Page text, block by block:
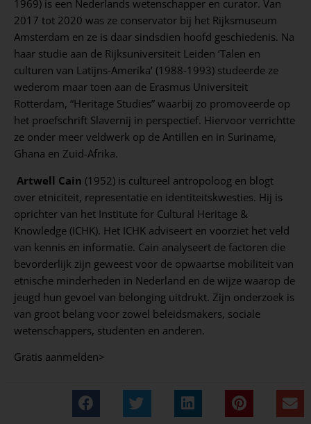
1969) is een Nederlands wetenschapper en curator. Van
2017 tot 2020 was ze conservator bij het Rijksmuseum
Amsterdam en ze is daar sindsdien hoofd geschiedenis. Na
haar studie aan de Rijksuniversiteit Leiden ‘Talen en
culturen van Latijns-Amerika’ (1988-1993) studeerde ze
wederom maar toen aan de Erasmus Universiteit
Rotterdam, “Heritage Studies” waarbij zo promoveerde op
het proefschrift Slavernij in perspectief. Hiervoor verrichtte
ze onder meer veldwerk op de Antillen en in Suriname,
Ghana en Zuid-Afrika.
Artwell Cain (1952) is cultureel antropoloog en blogt
over etniciteit, representatie en identiteitskwesties. Hij is
oprichter van het Institute for Cultural Heritage &
Knowledge (ICHK). Het ICHK adviseert en voorziet het veld
van kennis en informatie. Cain analyseert de factoren die
bevorderlijk zijn geweest voor de opwaartse mobiliteit van
etnische minderheden in Nederland en de wijze waarop de
jeugd hun gevoel van belonging uitdrukt. Zijn onderzoek is
van groot belang voor zowel beleidsmakers, sociale
wetenschappers, studenten en anderen.
Gratis aanmelden>